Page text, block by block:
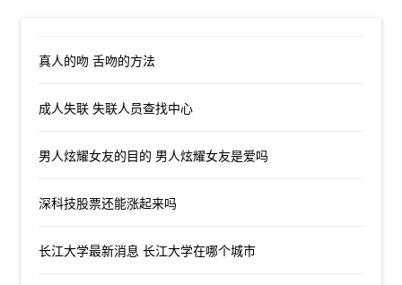
真人的吻 舌吻的方法
成人失联 失联人员查找中心
男人炫耀女友的目的 男人炫耀女友是爱吗
深科技股票还能涨起来吗
长江大学最新消息 长江大学在哪个城市